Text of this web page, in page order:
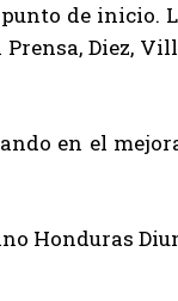
de inicio.
Diez,
en el